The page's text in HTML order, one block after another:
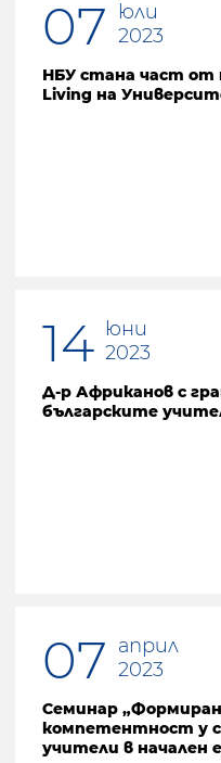
07
юли
2023
НБУ стана част от
Living на
14 юни
2023
Д-р Африканов с
българските
07 април
2023
Семинар
компетентност у
учители в начален